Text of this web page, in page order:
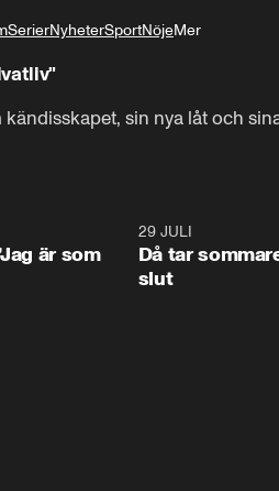
SerierNyheterSportNöjeMer
sin nya låt och
är som
29 JULI
Då tar
slut